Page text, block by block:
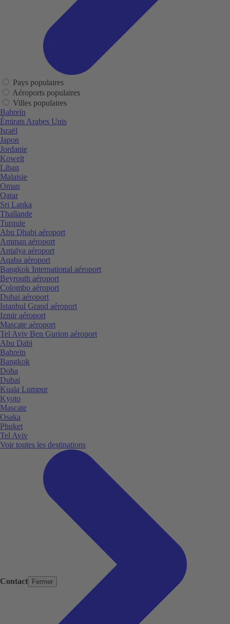
Contact Fermer
Pays populaires
Aéroports populaires
Villes populaires
Bahreïn
Émirats Arabes Unis
Israël
Japon
Jordanie
Koweït
Liban
Malaisie
Oman
Qatar
Sri Lanka
Thaïlande
Turquie
Abu Dhabi aéroport
Amman aéroport
Antalya aéroport
Aqaba aéroport
Bangkok International aéroport
Beyrouth aéroport
Colombo aéroport
Dubai aéroport
Istanbul Grand aéroport
Izmir aéroport
Mascate aéroport
Tel Aviv Ben Gurion aéroport
Abu Dabi
Bahreïn
Bangkok
Doha
Dubaï
Kuala Lumpur
Kyoto
Mascate
Osaka
Phuket
Tel Aviv
Voir toutes les destinations